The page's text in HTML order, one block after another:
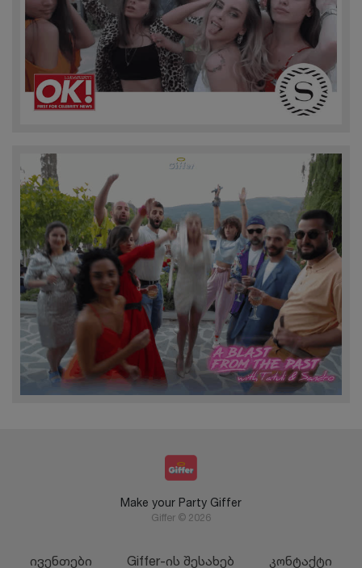
Make your Party Giffer
Giffer © 2026
ივენთები Giffer-ის შესახებ კონტაქტი